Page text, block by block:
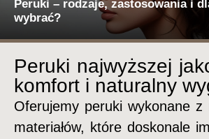
Peruki – rodzaje, zastosowania i
wybrać?
Peruki najwyższej
komfort i naturalny
Oferujemy peruki wykonane z
materiałów, które doskonale